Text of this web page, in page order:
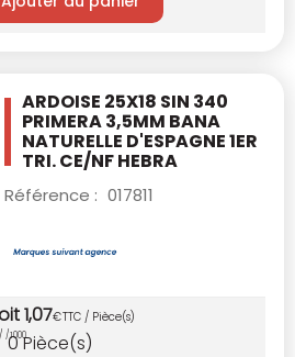
ARDOISE 25X18 SIN 340
PRIMERA 3,5MM BANA
NATURELLE D'ESPAGNE 1ER
TRI. CE/NFHEBRA
Référence : 017811
1,07€TTC / Pièce(s)
/1000
0Pièce(s)